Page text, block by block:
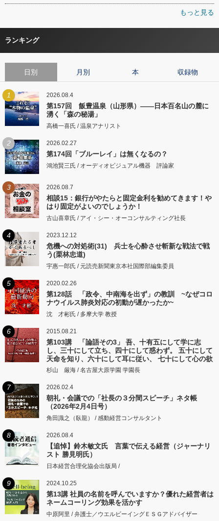
もっと見る
ランキング
日別 月別 本 収録物
1 2026.08.4
第157回 飯豊温泉（山形県）――日本百名山の麓に
湧く「森の秘湯」
高橋一喜氏 / 温泉アナリスト
2 2026.02.27
第174回「ブルーレイ」は無くなるの？
鴻池賢三氏 / オーディオビジュアル機器 評論家
3 2026.08.7
相談15：銀行がやたらと固定金利を勧めてきます！や
はり固定がよいのでしょうか！
古山喜章氏 / アイ・シー・オーコンサルティング社長
4 2023.12.12
危機への対処術(31) 兵士を心酔させ斬新な戦法で戦
う(栗林忠道)
宇惠一郎氏 / 元読売新聞東京本社国際部編集委員
5 2020.02.26
第128話 「政令、中南海を出ず」の教訓 ~なぜコロ
ナウイルス肺炎対応の初動が遅かったか~
沈 才彬氏 / 多摩大学 教授
6 2015.08.21
第103講 「論語その3」 吾、十有五にして学に志
し、三十にして立ち、四十にして惑わず。 五十にして
天命を知り、六十にして耳に従い、 七十にして心の欲
するところに従いて矩をこえず。
杉山 厳海 / 名古屋大原学園 学園長
7 2026.02.4
朝礼・会議での「社長の３分間スピーチ」ネタ帳
（2026年2月4日号）
角田識之（臥龍） / 感動経営コンサルタント
8 2026.08.4
【追悼】鈴木敏文氏 言葉で伝える経営（ジャーナリ
スト 勝見明氏）
日本経営合理化協会出版局 /
9 2024.10.25
第13講 社員の名前を呼んでいますか？優れた経営者は
ネームコーリング効果を活かす
中原阿里 / 弁護士／ウエルビーイングＥＳＧアドバイザー